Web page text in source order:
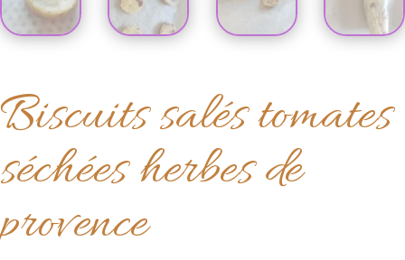
Biscuits salés tomates
séchées herbes de
provence